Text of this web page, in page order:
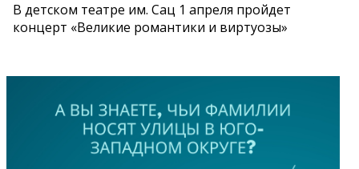
В детском театре им. Сац 1 апреля пройдет
концерт «Великие романтики и виртуозы»